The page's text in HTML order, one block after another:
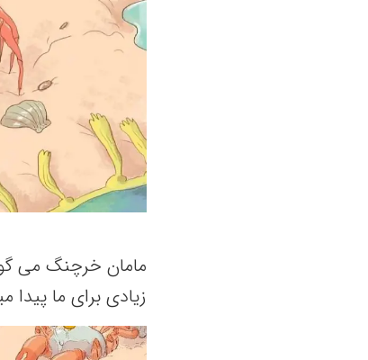
مامان خرچنگ‌ می‌
زیادی برای ما